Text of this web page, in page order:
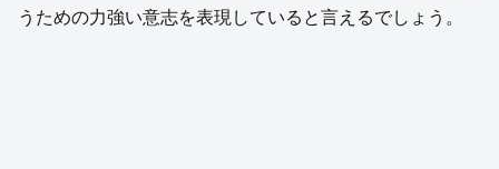
うための力強い意志を表現していると言えるでしょう。